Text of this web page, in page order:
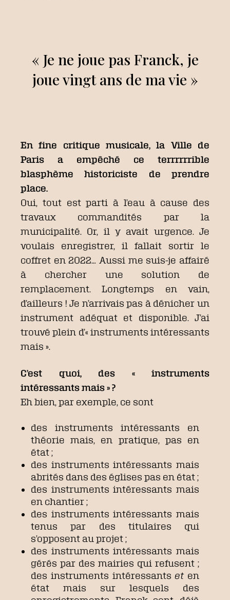
« Je ne joue pas Franck, je
joue vingt ans de ma vie »
En fine critique musicale, la Ville de
Paris a empêché ce terrrrrrible
blasphème historiciste de prendre
place.
Oui, tout est parti à l’eau à cause des
travaux commandités par la
municipalité. Or, il y avait urgence. Je
voulais enregistrer, il fallait sortir le
coffret en 2022… Aussi me suis-je affairé
à chercher une solution de
remplacement. Longtemps en vain,
d’ailleurs ! Je n’arrivais pas à dénicher un
instrument adéquat et disponible. J’ai
trouvé plein d’« instruments intéressants
mais ».
C’est quoi, des « instruments
intéressants mais » ?
Eh bien, par exemple, ce sont
des instruments intéressants en
théorie mais, en pratique, pas en
état ;
des instruments intéressants mais
abrités dans des églises pas en état ;
des instruments intéressants mais
en chantier ;
des instruments intéressants mais
tenus par des titulaires qui
s’opposent au projet ;
des instruments intéressants mais
gérés par des mairies qui refusent ;
des instruments intéressantset en
état mais sur lesquels des